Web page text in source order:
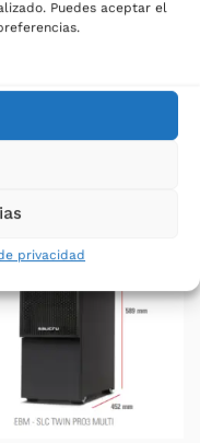
Puedes aceptar el
privacidad